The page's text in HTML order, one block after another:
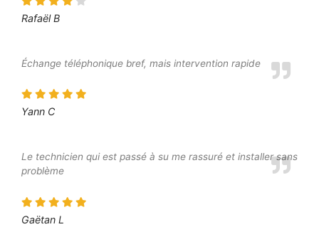
Rafaël B
Échange téléphonique bref, mais intervention rapide
Yann C
Le technicien qui est passé à su me rassuré et installer sans
problème
Gaëtan L